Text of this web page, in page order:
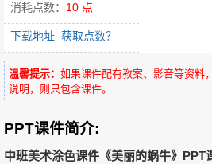
消耗点数： 10 点
下载地址 获取点数？
温馨提示： 如果课件配有教案、影音等资料
说明，则只包含课件。
PPT课件简介:
中班美术涂色课件《美丽的蜗牛》PPT